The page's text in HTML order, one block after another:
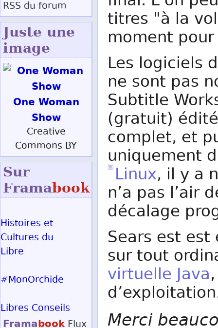
titres "à la
moment
Les logiciels
ne sont pas
Subtitle
(gratuit)
complet, et
uniquement
Linux, il y a
n’a pas l’air
décalage
Sears est
sur tout
virtuelle Java
Merci
RSS du forum
Juste une
image
One Woman
Show
Creative
Commons BY
Sur
Framabook
Histoires et
Cultures du
Libre
#MonOrchide
Libres Conseils
Framabook Flux